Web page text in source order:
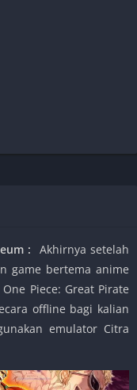
: Akhirnya setelah
game bertema anime
Piece: Great Pirate
offline bagi kalian
emulator Citra